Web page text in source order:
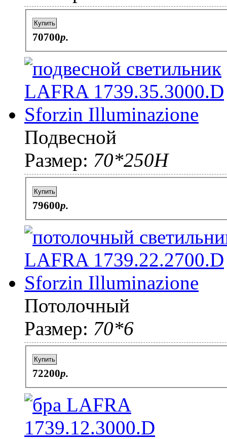
Купить
70700p.
Подвесной
Размер: 70*250H
Купить
79600p.
Потолочный
Размер: 70*6
Купить
72200p.